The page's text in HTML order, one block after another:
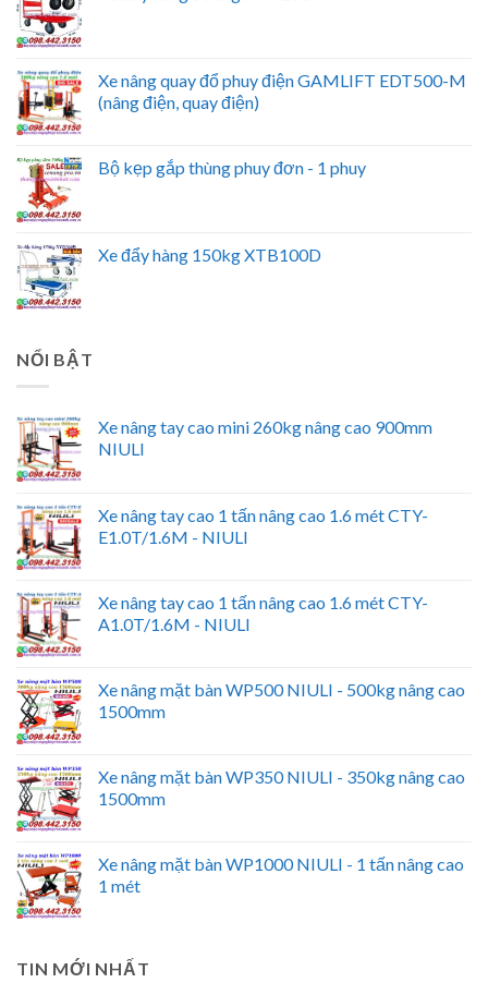
Xe nâng quay đổ phuy điện GAMLIFT EDT500-M
(nâng điện, quay điện)
Bộ kẹp gắp thùng phuy đơn - 1 phuy
Xe đẩy hàng 150kg XTB100D
NỔI BẬT
Xe nâng tay cao mini 260kg nâng cao 900mm
NIULI
Xe nâng tay cao 1 tấn nâng cao 1.6 mét CTY-
E1.0T/1.6M - NIULI
Xe nâng tay cao 1 tấn nâng cao 1.6 mét CTY-
A1.0T/1.6M - NIULI
Xe nâng mặt bàn WP500 NIULI - 500kg nâng cao
1500mm
Xe nâng mặt bàn WP350 NIULI - 350kg nâng cao
1500mm
Xe nâng mặt bàn WP1000 NIULI - 1 tấn nâng cao
1 mét
TIN MỚI NHẤT